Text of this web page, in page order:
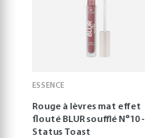
ESSENCE
Rouge à lèvres mat effet
flouté BLUR soufflé N°10 -
Status Toast